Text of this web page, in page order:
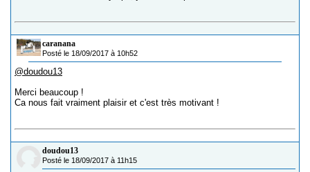
caranana
Posté le 18/09/2017 à 10h52
@doudou13
Merci beaucoup !
Ca nous fait vraiment plaisir et c'est très motivant !
doudou13
Posté le 18/09/2017 à 11h15